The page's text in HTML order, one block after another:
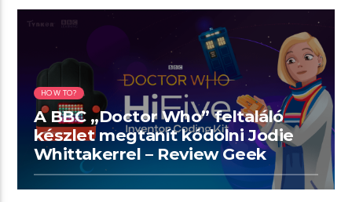
HOW TO?
A BBC „Doctor Who” feltaláló
készlet megtanít kódolni Jodie
Whittakerrel – Review Geek